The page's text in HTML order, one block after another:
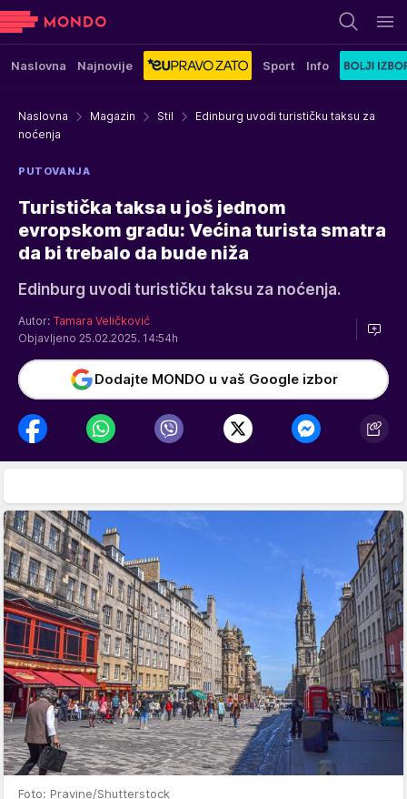
Naslovna Najnovije Sport Info
Naslovna Magazin Stil
Edinburg uvodi turističku taksu za
noćenja
PUTOVANJA
Turistička taksa u još jednom
evropskom gradu: Većina turista smatra
da bi trebalo da bude niža
Edinburg uvodi turističku taksu za noćenja.
Autor: Tamara Veličković
Objavljeno 25.02.2025. 14:54h
Dodajte MONDO u vaš Google izbor
Foto: Pravine/Shutterstock